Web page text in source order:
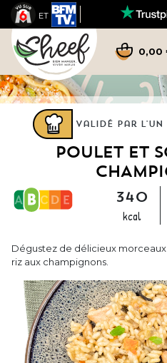
ET
0,00
Validé par l'un
POULET ET
340
kcal
Dégustez de délicieux
riz aux champignons.